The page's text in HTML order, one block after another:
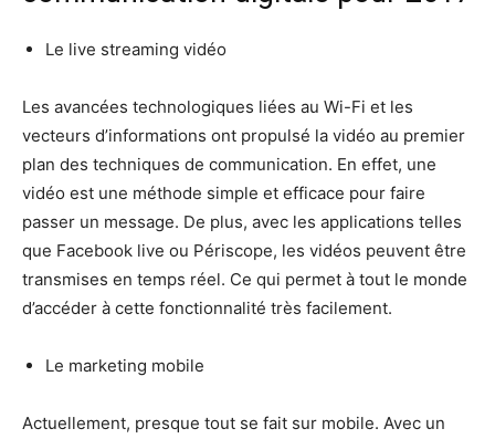
Le live streaming vidéo
Les avancées technologiques liées au Wi-Fi et les
vecteurs d’informations ont propulsé la vidéo au premier
plan des techniques de communication. En effet, une
vidéo est une méthode simple et efficace pour faire
passer un message. De plus, avec les applications telles
que Facebook live ou Périscope, les vidéos peuvent être
transmises en temps réel. Ce qui permet à tout le monde
d’accéder à cette fonctionnalité très facilement.
Le marketing mobile
Actuellement, presque tout se fait sur mobile. Avec un